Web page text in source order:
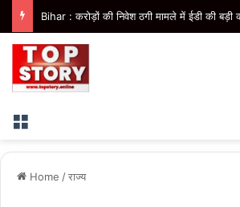
Menu
Home /राज्य